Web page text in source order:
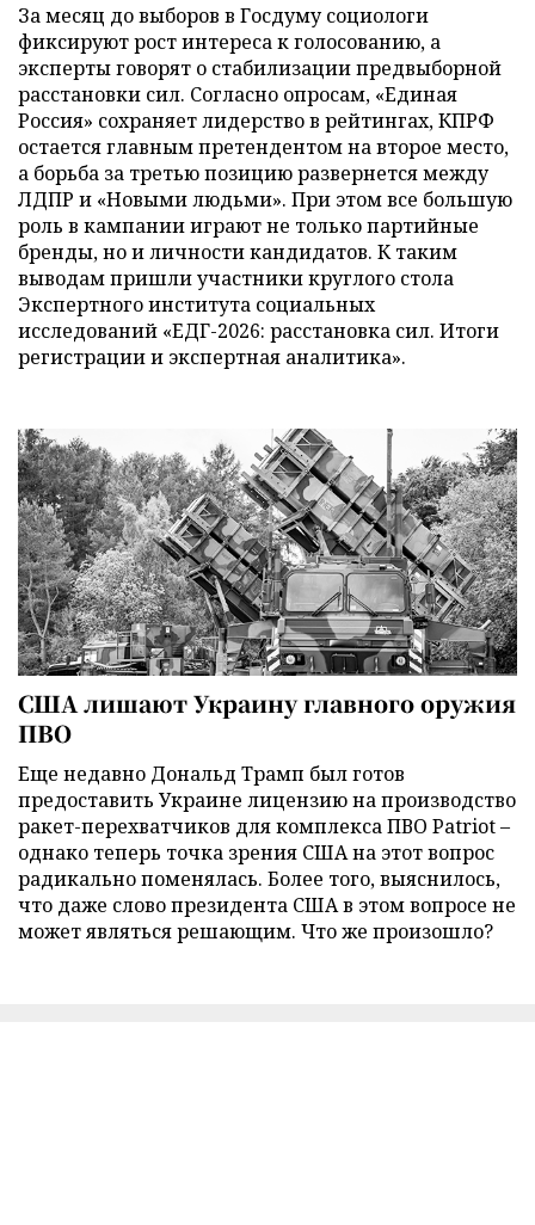
За месяц до выборов в Госдуму социологи
фиксируют рост интереса к голосованию, а
эксперты говорят о стабилизации предвыборной
расстановки сил. Согласно опросам, «Единая
Россия» сохраняет лидерство в рейтингах, КПРФ
остается главным претендентом на второе место,
а борьба за третью позицию развернется между
ЛДПР и «Новыми людьми». При этом все большую
роль в кампании играют не только партийные
бренды, но и личности кандидатов. К таким
выводам пришли участники круглого стола
Экспертного института социальных
исследований «ЕДГ-2026: расстановка сил. Итоги
регистрации и экспертная аналитика».
США лишают Украину главного оружия
ПВО
Еще недавно Дональд Трамп был готов
предоставить Украине лицензию на производство
ракет-перехватчиков для комплекса ПВО Patriot –
однако теперь точка зрения США на этот вопрос
радикально поменялась. Более того, выяснилось,
что даже слово президента США в этом вопросе не
может являться решающим. Что же произошло?